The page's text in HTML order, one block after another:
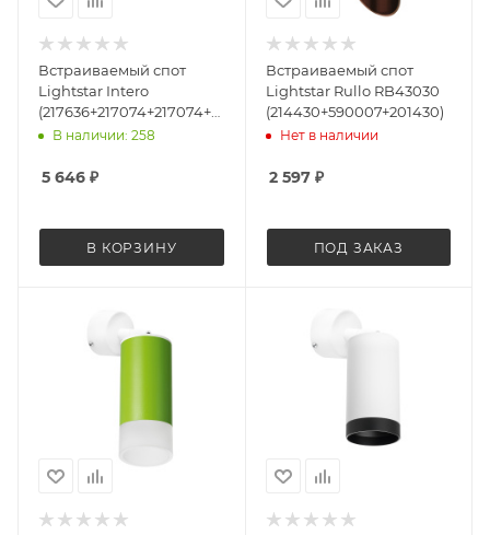
Встраиваемый спот
Lightstar Intero
(217636+217074+217074+217074)
i636747474
В наличии: 258
5 646 ₽
В КОРЗИНУ
Встраиваемый спот
Lightstar Rullo RB43030
(214430+590007+201430)
Нет в наличии
2 597₽
ПОД ЗАКАЗ